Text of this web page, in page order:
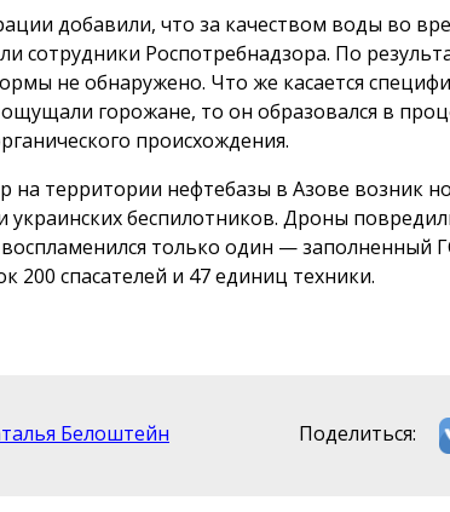
добавили, что за качеством воды во
сотрудники Роспотребнадзора. По
не обнаружено. Что же касается
горожане, то он образовался в
происхождения.
на территории нефтебазы в Азове возник
украинских беспилотников. Дроны
только один — заполненный
200 спасателей и 47 единиц техники.
Белоштейн Поделиться: